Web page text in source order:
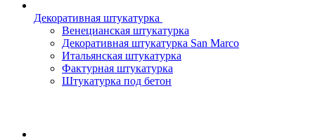
Декоративная штукатурка
Венецианская штукатурка
Декоративная штукатурка San Marco
Итальянская штукатурка
Фактурная штукатурка
Штукатурка под бетон